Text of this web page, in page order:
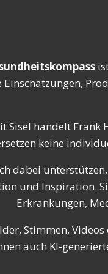
Einschätzungen,
Sisel handelt Frank
keine
dabei
und Inspiration.
Erkrankungen,
Stimmen,
auch KI-